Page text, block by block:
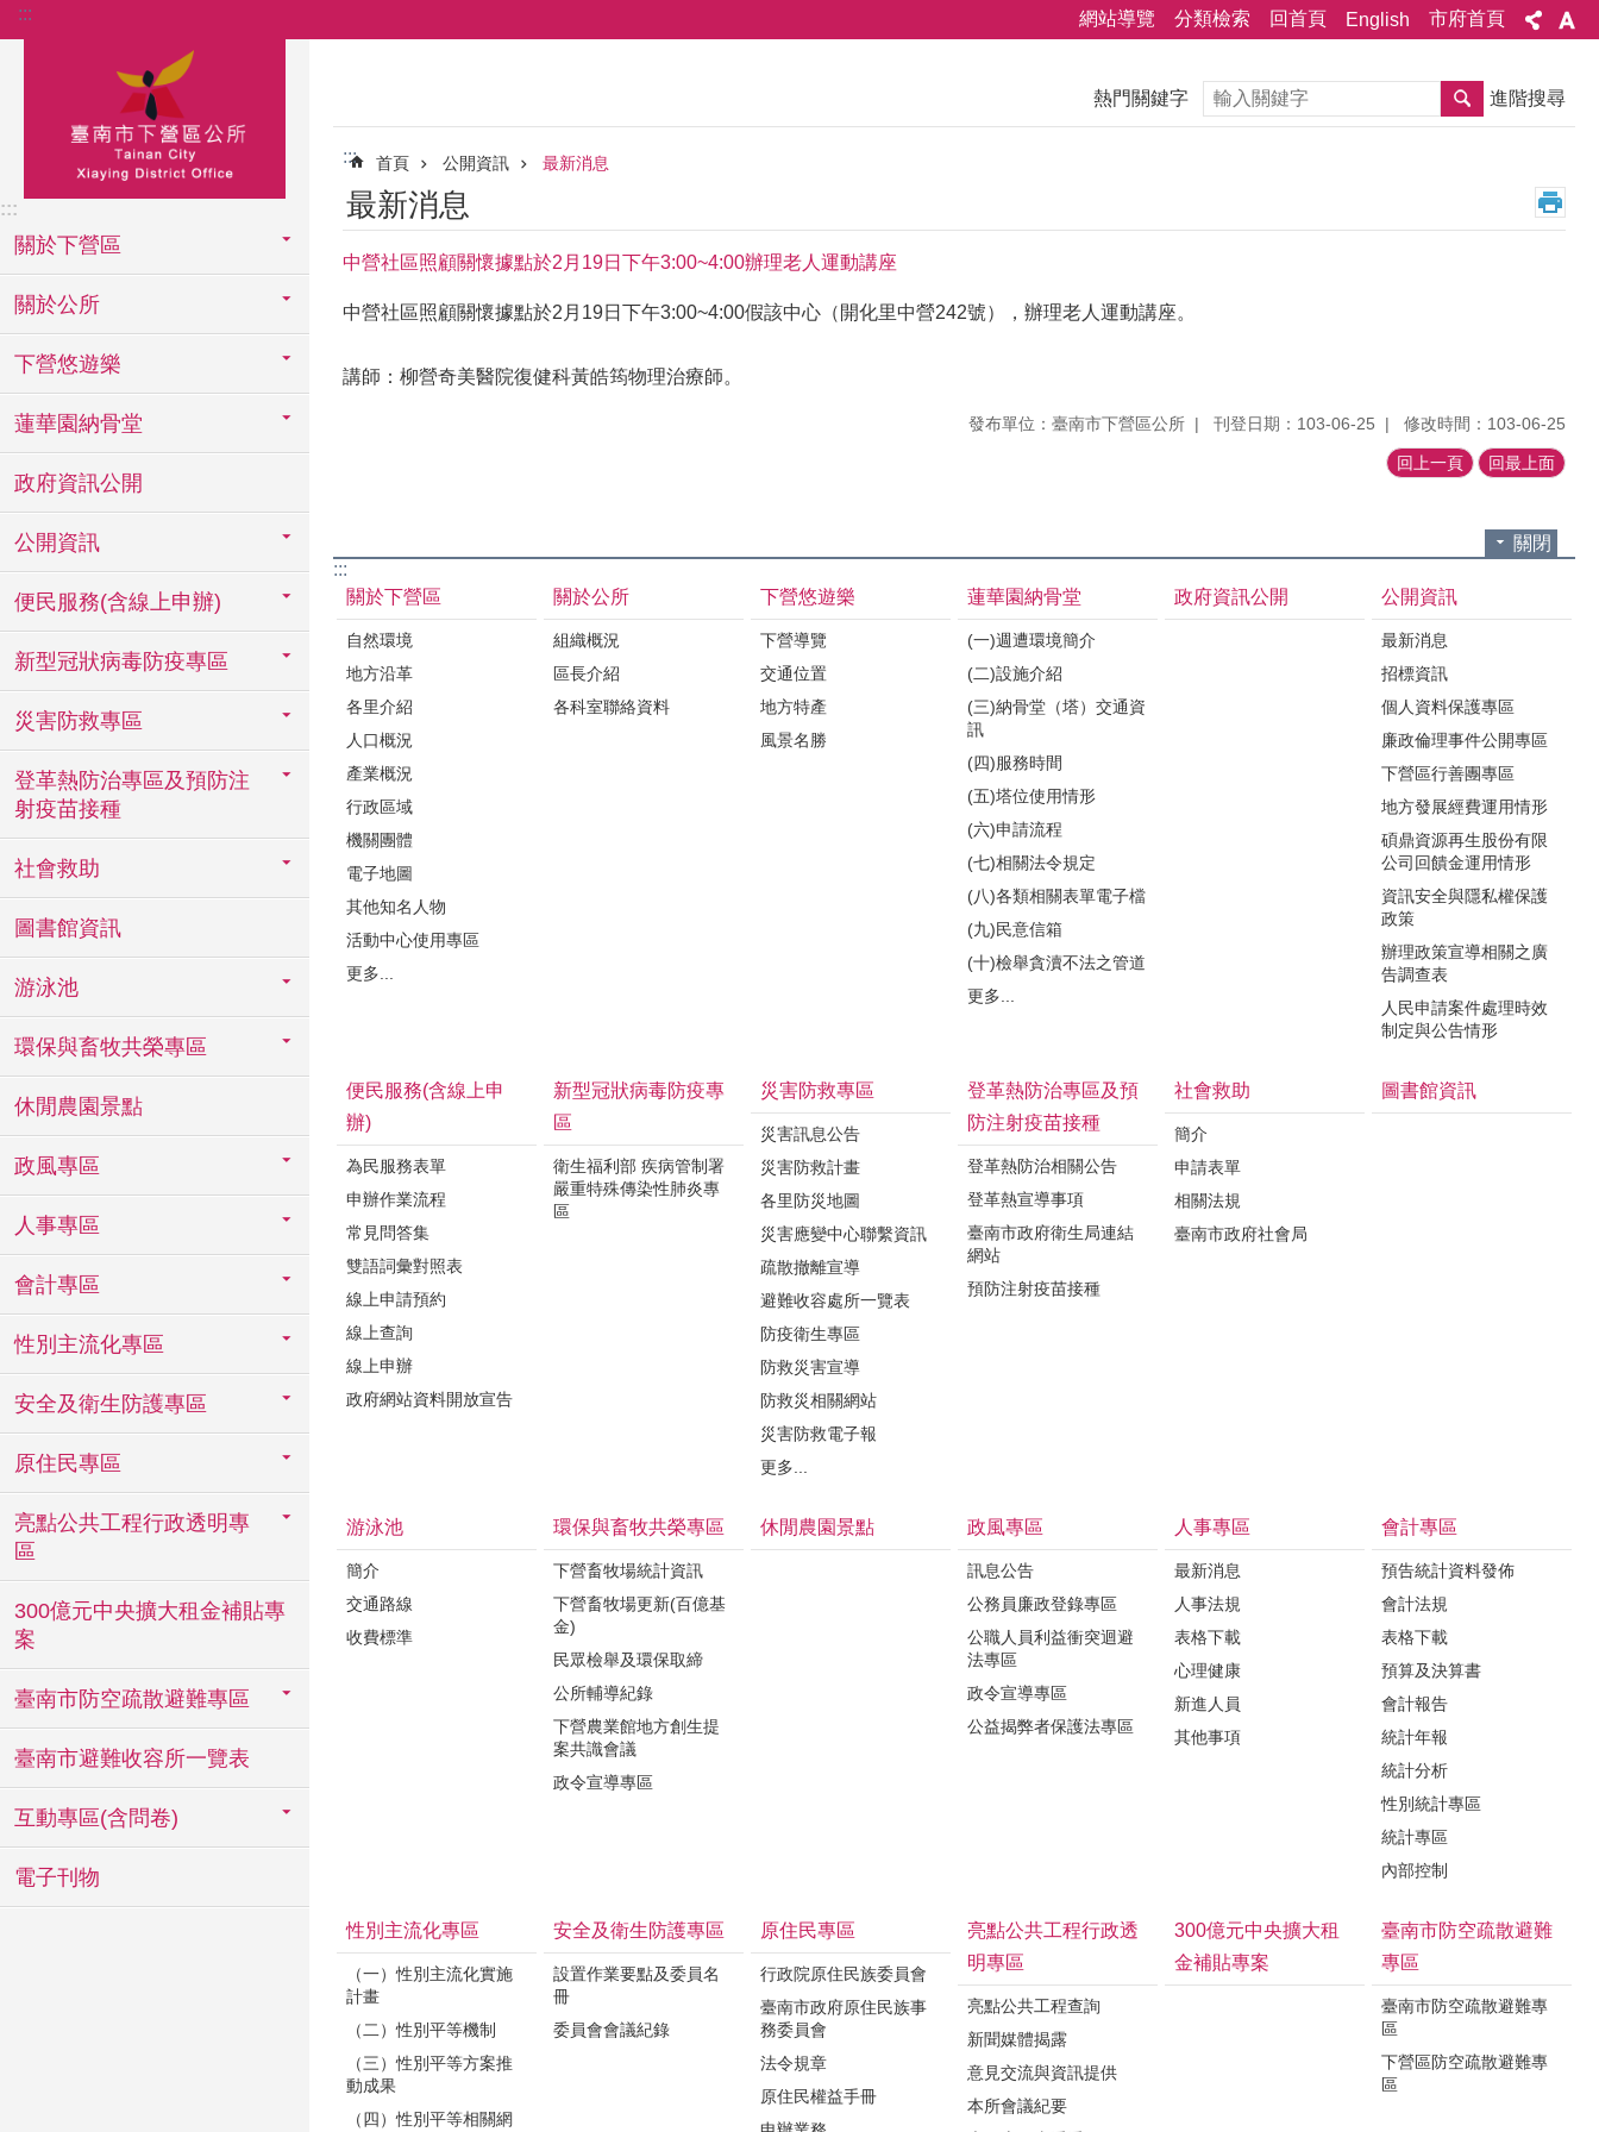
跳到主要內容區塊
::: 網站導覽 分類檢索 回首頁 English 市府首頁
:::
關於下營區
關於公所
下營悠遊樂
蓮華園納骨堂
政府資訊公開
公開資訊
便民服務(含線上申辦)
新型冠狀病毒防疫專區
災害防救專區
登革熱防治專區及預防注
射疫苗接種
社會救助
圖書館資訊
游泳池
環保與畜牧共榮專區
休閒農園景點
政風專區
人事專區
會計專區
性別主流化專區
安全及衛生防護專區
原住民專區
亮點公共工程行政透明專
區
300億元中央擴大租金補貼專
案
臺南市防空疏散避難專區
臺南市避難收容所一覽表
互動專區(含問卷)
電子刊物
熱門關鍵字 搜尋 進階搜尋
::: 首頁 公開資訊 最新消息
最新消息
中營社區照顧關懷據點於2月19日下午3:00~4:00辦理老人運動講座
中營社區照顧關懷據點於2月19日下午3:00~4:00假該中心（開化里中營242號），辦理老人運動講座。
講師：柳營奇美醫院復健科黃皓筠物理治療師。
發布單位：臺南市下營區公所 刊登日期：103-06-25 修改時間：103-06-25
回上一頁 回最上面
關閉
:::
關於下營區
自然環境
地方沿革
各里介紹
人口概況
產業概況
行政區域
機關團體
電子地圖
其他知名人物
活動中心使用專區
更多...
關於公所
組織概況
區長介紹
各科室聯絡資料
下營悠遊樂
下營導覽
交通位置
地方特產
風景名勝
蓮華園納骨堂
(一)週遭環境簡介
(二)設施介紹
(三)納骨堂（塔）交通資
訊
(四)服務時間
(五)塔位使用情形
(六)申請流程
(七)相關法令規定
(八)各類相關表單電子檔
(九)民意信箱
(十)檢舉貪瀆不法之管道
更多...
政府資訊公開 公開資訊
最新消息
招標資訊
個人資料保護專區
廉政倫理事件公開專區
下營區行善團專區
地方發展經費運用情形
碩鼎資源再生股份有限
公司回饋金運用情形
資訊安全與隱私權保護
政策
辦理政策宣導相關之廣
告調查表
人民申請案件處理時效
制定與公告情形
便民服務(含線上申
辦)
為民服務表單
申辦作業流程
常見問答集
雙語詞彙對照表
線上申請預約
線上查詢
線上申辦
政府網站資料開放宣告
新型冠狀病毒防疫專
區
衛生福利部 疾病管制署
嚴重特殊傳染性肺炎專
區
災害防救專區
災害訊息公告
災害防救計畫
各里防災地圖
災害應變中心聯繫資訊
疏散撤離宣導
避難收容處所一覽表
防疫衛生專區
防救災害宣導
防救災相關網站
災害防救電子報
更多...
登革熱防治專區及預
防注射疫苗接種
登革熱防治相關公告
登革熱宣導事項
臺南市政府衛生局連結
網站
預防注射疫苗接種
社會救助
簡介
申請表單
相關法規
臺南市政府社會局
圖書館資訊
游泳池
簡介
交通路線
收費標準
環保與畜牧共榮專區
下營畜牧場統計資訊
下營畜牧場更新(百億基
金)
民眾檢舉及環保取締
公所輔導紀錄
下營農業館地方創生提
案共識會議
政令宣導專區
休閒農園景點 政風專區
訊息公告
公務員廉政登錄專區
公職人員利益衝突迴避
法專區
政令宣導專區
公益揭弊者保護法專區
人事專區
最新消息
人事法規
表格下載
心理健康
新進人員
其他事項
會計專區
預告統計資料發佈
會計法規
表格下載
預算及決算書
會計報告
統計年報
統計分析
性別統計專區
統計專區
內部控制
性別主流化專區
（一）性別主流化實施
計畫
（二）性別平等機制
（三）性別平等方案推
動成果
（四）性別平等相關網
安全及衛生防護專區
設置作業要點及委員名
冊
委員會會議紀錄
原住民專區
行政院原住民族委員會
臺南市政府原住民族事
務委員會
法令規章
原住民權益手冊
亮點公共工程行政透
明專區
亮點公共工程查詢
新聞媒體揭露
意見交流與資訊提供
本所會議紀要
300億元中央擴大租
金補貼專案
臺南市防空疏散避難
專區
臺南市防空疏散避難專
區
下營區防空疏散避難專
區